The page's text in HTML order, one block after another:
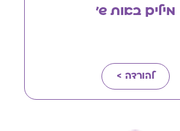
מילים באות ש'
להורדה >